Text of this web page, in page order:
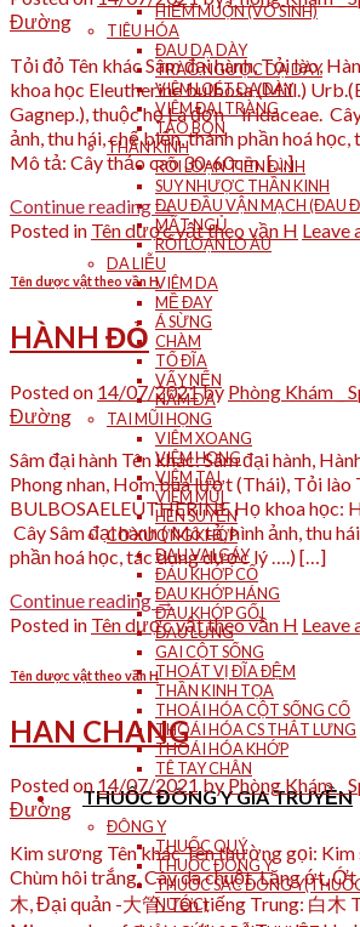
HIẾM MUỘN (VÔ SINH)
TIÊU HÓA
ĐAU DẠ DÀY
TRÀO NGƯỢC DẠ DÀY
VIÊM LOÉT DẠ DÀY
VIÊM ĐẠI TRÀNG
TÁO BÓN
THẦN KINH
RỐI LOẠN TIỀN ĐÌNH
SUY NHƯỢC THẦN KINH
ĐAU ĐẦU VẬN MẠCH (ĐAU
MẤT NGỦ
RỐI LOẠN LO ÂU
DA LIỄU
VIÊM DA
MỀ ĐAY
Á SỪNG
CHÀM
TỔ ĐĨA
VẨY NẾN
NẤM DA
TAI MŨI HỌNG
VIÊM XOANG
VIÊM HỌNG
VIÊM TAI
VIÊM MŨI
HEN SUYỄN
CƠ XƯƠNG KHỚP
ĐAU VAI GÁY
ĐAU KHỚP CỔ
ĐAU KHỚP HÁNG
ĐAU KHỚP GỐI
ĐAU LƯNG
GAI CỘT SỐNG
THOÁT VỊ ĐĨA ĐỆM
THẦN KINH TỌA
THOÁI HÓA CỘT SỐNG CỔ
THOÁI HÓA CS THẮT LƯNG
THOÁI HÓA KHỚP
TÊ TAY CHÂN
THUỐC ĐÔNG Y GIA TRUYỀN
ĐÔNG Y
THUỐC QUÝ
THUỐC ĐÔNG Y
THUỐC SẮC ĐÔNG
NƯỚC)
Đường
Tỏi đỏ Tên khác Sâm đại hành, Tỏi lào,
khoa học Eleutherine bulbosa (Mill.)
Gagnep.), thuộc họ La đơn – Iridaceae.
ảnh, thu hái, chế biến, thành phần hoá
Mô tả: Cây thảo cao 30-60cm. […]
Continue reading→
Posted in Tên dược vật theo vần H Leave
Tên dược vật theo vần H
HÀNH ĐỎ
Posted on 14/07/2021by Phòng Khám _
Đường
Sâm đại hành Tên khác: Sâm đại hành,
Phong nhan, Hom búa lượt (Thái), Tỏi lào
BULBOSAELEUTHERINE Họ khoa học:
Cây Sâm đại hành ( Mô tả, hình ảnh, thu
phần hoá học, tác dụng dược lý ….) […]
Continue reading→
Posted in Tên dược vật theo vần H Leave
Tên dược vật theo vần H
HAN CHANG
Posted on 14/07/2021byPhòng Khám _
Đường
Kim sương Tên khác Tên thường gọi:
Chùm hôi trắng, Cây da chuột, Lăng ớt,
木, Đại quản -大管. Tên tiếng Trung: 白木